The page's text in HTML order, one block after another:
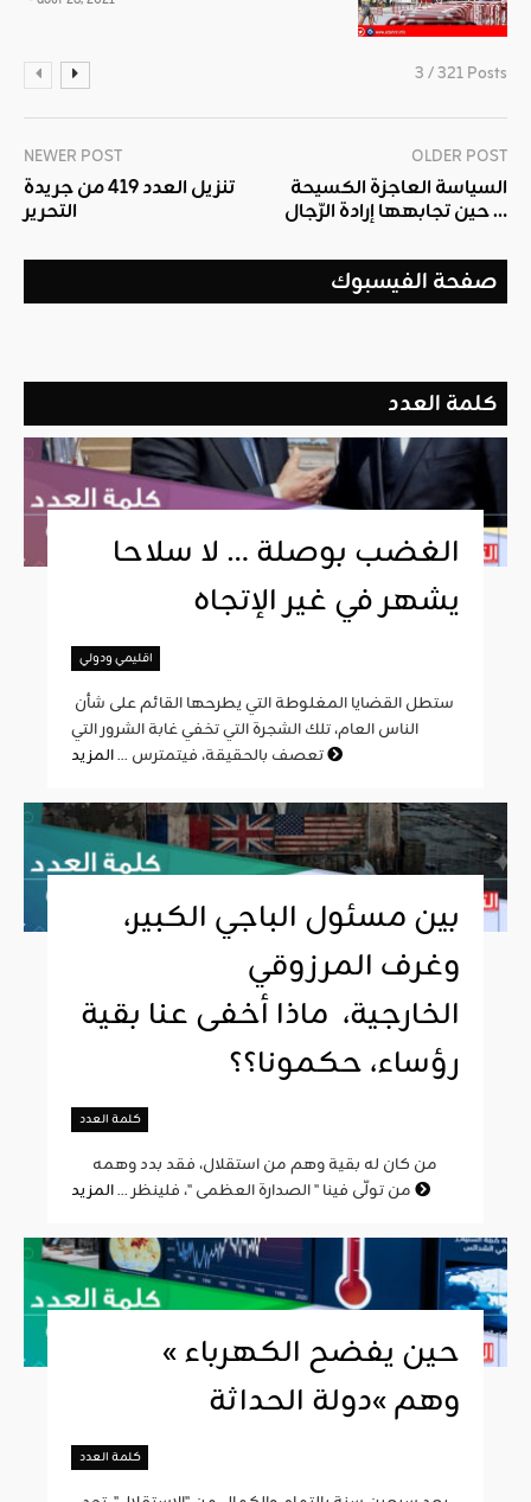
3 / 321 Posts
NEWER POST
تنزيل العدد 419 من جريدة
التحرير
OLDER POST
السياسة العاجزة الكسيحة
حين تجابهها إرادة الرّجال …
صفحة الفيسبوك
كلمة العدد
الغضب بوصلة … لا سلاحا
يشهر في غير الإتجاه
اقليمي ودولي
الناس العام، تلك الشجرة التي تخفي غابة الشرور التي
تعصف بالحقيقة، فيتمترس ...
بين مسئول الباجي الكبير،
وغرف المرزوقي
الخارجية، ماذا أخفى عنا بقية
رؤساء، حكمونا؟؟
كلمة العدد
من تولّى فينا " الصدارة العظمى "، فلينظر ...
« حين يفضح الكهرباء
وهم »دولة الحداثة
كلمة العدد